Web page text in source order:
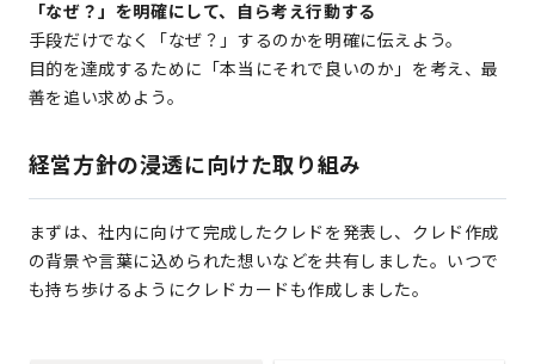
「なぜ？」を明確にして、自ら考え行動する
手段だけでなく「なぜ？」するのかを明確に伝えよう。
目的を達成するために「本当にそれで良いのか」を考え、最
善を追い求めよう。
経営方針の浸透に向けた取り組み
まずは、社内に向けて完成したクレドを発表し、クレド作成
の背景や言葉に込められた想いなどを共有しました。いつで
も持ち歩けるようにクレドカードも作成しました。